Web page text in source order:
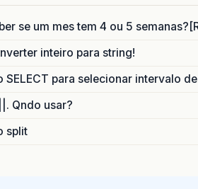
se um mes tem 4 ou 5
inteiro para string!
SELECT para selecionar intervalo de
Qndo usar?
split